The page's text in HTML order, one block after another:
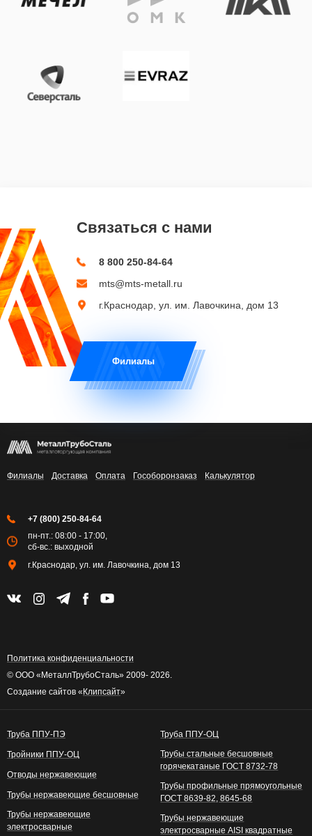
Связаться с нами
8 800 250-84-64
mts@mts-metall.ru
г.Краснодар, ул. им. Лавочкина, дом 13
Филиалы
Филиалы Доставка Оплата Гособоронзаказ Калькулятор
+7 (800) 250-84-64
пн-пт.: 08:00 - 17:00,
сб-вс.: выходной
г.Краснодар, ул. им. Лавочкина, дом 13
© ООО «МеталлТрубоСталь» 2009- 2026.
Политика конфиденциальности
Создание сайтов « Клипсайт»
Труба ППУ-ПЭ
Тройники ППУ-ОЦ
Отводы нержавеющие
Трубы нержавеющие бесшовные
Трубы нержавеющие
электросварные
Труба ППУ-ОЦ
Трубы стальные бесшовные
горячекатаные ГОСТ 8732-78
Трубы профильные прямоугольные
ГОСТ 8639-82, 8645-68
Трубы нержавеющие
электросварные AISI квадратные